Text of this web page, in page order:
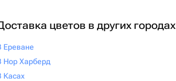
цветов в других городах
Ереване
Нор Харберд
Касах